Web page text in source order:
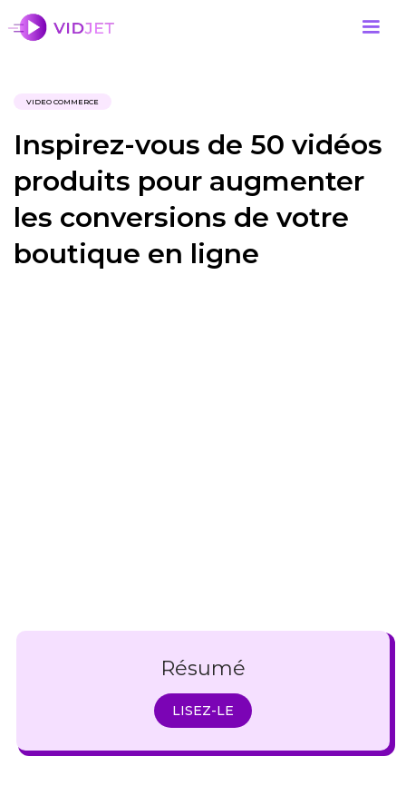
VIDEO COMMERCE
Inspirez-vous de 50 vidéos
produits pour augmenter
les conversions de votre
boutique en ligne
Résumé
LISEZ-LE